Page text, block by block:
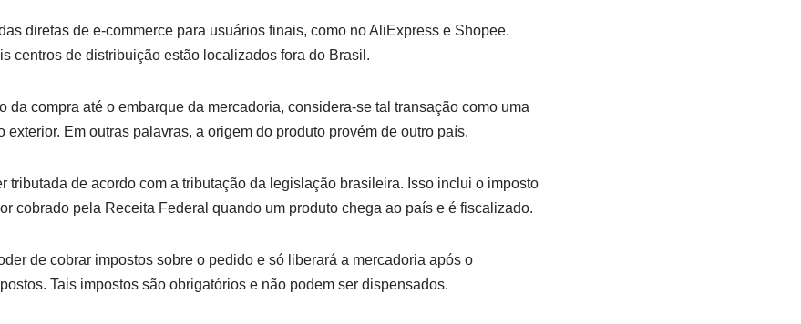
diretas de e-commerce para usuários finais, como no AliExpress e Shopee.
centros de distribuição estão localizados fora do Brasil.
da compra até o embarque da mercadoria, considera-se tal transação como uma
exterior. Em outras palavras, a origem do produto provém de outro país.
tributada de acordo com a tributação da legislação brasileira. Isso inclui o imposto
cobrado pela Receita Federal quando um produto chega ao país e é fiscalizado.
de cobrar impostos sobre o pedido e só liberará a mercadoria após o
Tais impostos são obrigatórios e não podem ser dispensados.